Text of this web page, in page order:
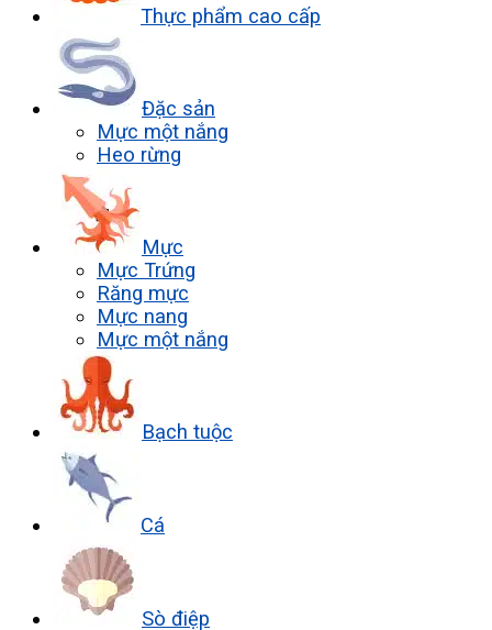
Thực phẩm cao cấp
Đặc sản
Mực một nắng
Heo rừng
Mực
Mực Trứng
Răng mực
Mực nang
Mực một nắng
Bạch tuộc
Cá
Sò điệp